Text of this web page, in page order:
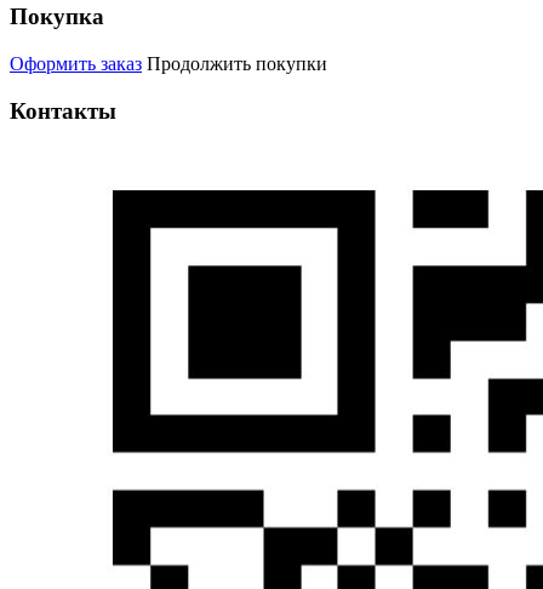
Покупка
Оформить заказ Продолжить покупки
Контакты